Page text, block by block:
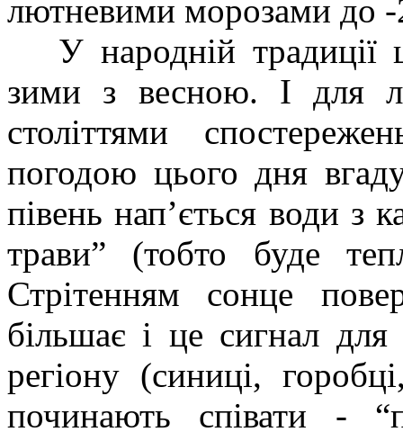
лютневими морозами до
У народній традиції
зими з весною. І для
століттями
погодою цього дня
півень нап’ється води з
трави” (тобто буде
Стрітенням сонце
більшає і це сигнал
регіону (синиці,
починають співати -